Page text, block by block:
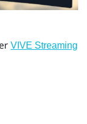
VIVE Streaming